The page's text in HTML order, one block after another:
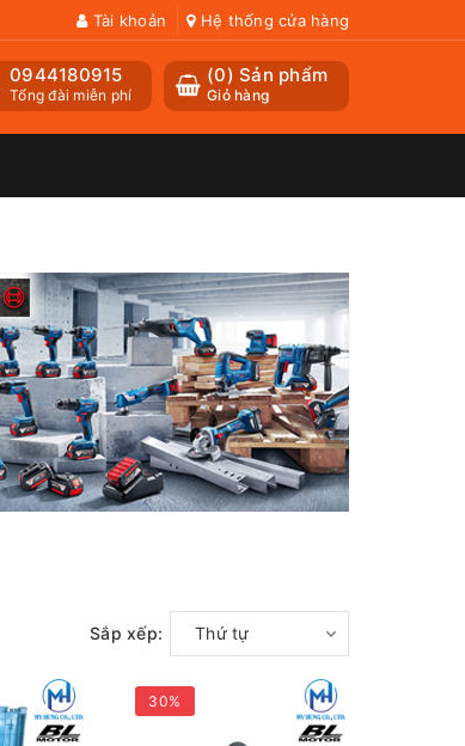
Tài khoản Hệ thống cửa hàng
(0) Sản phẩm
Giỏ hàng
0944180915
Tổng đài miễn phí
Sắp xếp: Thứ tự
30%